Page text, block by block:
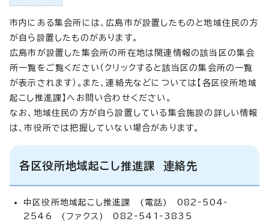
市内にある集会所には、広島市が設置したものと地域住民の方
が自ら設置したものがあります。
広島市が設置した集会所の所在地は関連情報の該当区の集会
所一覧をご覧ください（クリックすると該当区の集会所の一覧
が表示されます）。また、連絡先などについては【各区役所地域
起こし推進課】へお問い合わせください。
なお、地域住民の方が自ら設置している集会施設の詳しい情報
は、市役所では把握していない場合があります。
各区役所地域起こし推進課 連絡先
中区役所地域起こし推進課 (電話) 082‐504‐
2546 (ファクス) 082‐541‐3835